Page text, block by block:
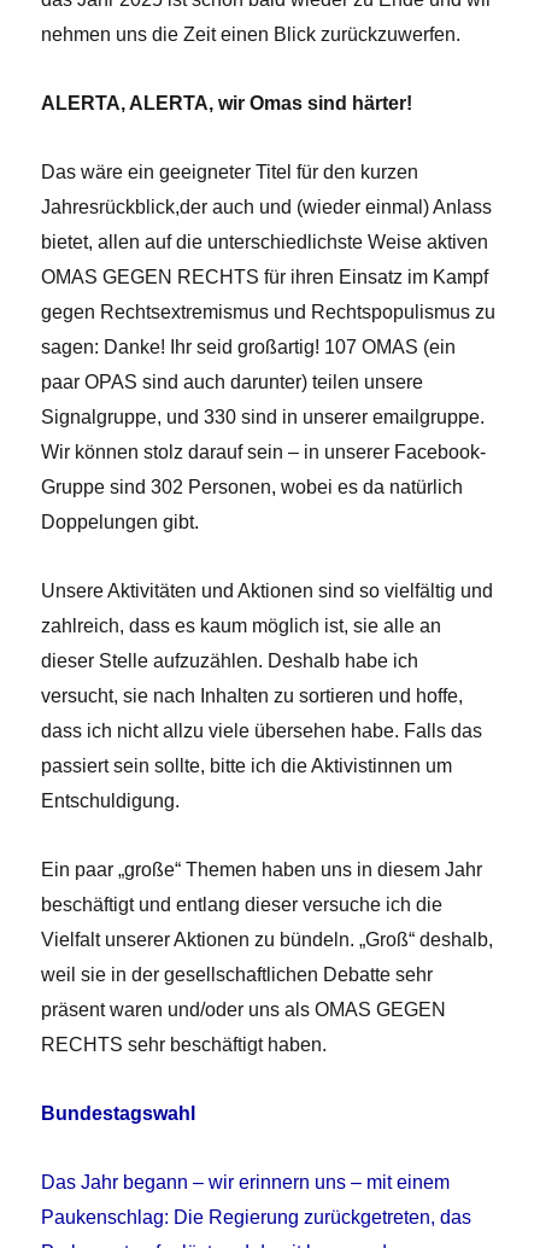
nehmen uns die Zeit einen Blick zurückzuwerfen.
ALERTA, ALERTA, wir Omas sind härter!
Das wäre ein geeigneter Titel für den kurzen
Jahresrückblick,der auch und (wieder einmal) Anlass
bietet, allen auf die unterschiedlichste Weise aktiven
OMAS GEGEN RECHTS für ihren Einsatz im Kampf
gegen Rechtsextremismus und Rechtspopulismus zu
sagen: Danke! Ihr seid großartig! 107 OMAS (ein
paar OPAS sind auch darunter) teilen unsere
Signalgruppe, und 330 sind in unserer emailgruppe.
Wir können stolz darauf sein – in unserer Facebook-
Gruppe sind 302 Personen, wobei es da natürlich
Doppelungen gibt.
Unsere Aktivitäten und Aktionen sind so vielfältig und
zahlreich, dass es kaum möglich ist, sie alle an
dieser Stelle aufzuzählen. Deshalb habe ich
versucht, sie nach Inhalten zu sortieren und hoffe,
dass ich nicht allzu viele übersehen habe. Falls das
passiert sein sollte, bitte ich die Aktivistinnen um
Entschuldigung.
Ein paar „große“ Themen haben uns in diesem Jahr
beschäftigt und entlang dieser versuche ich die
Vielfalt unserer Aktionen zu bündeln. „Groß“ deshalb,
weil sie in der gesellschaftlichen Debatte sehr
präsent waren und/oder uns als OMAS GEGEN
RECHTS sehr beschäftigt haben.
Bundestagswahl
Das Jahr begann – wir erinnern uns – mit einem
Paukenschlag: Die Regierung zurückgetreten, das